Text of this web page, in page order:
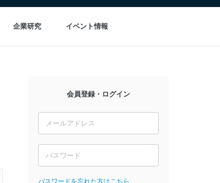
企業研究 イベント情報
会員登録・ログイン
パスワードを忘れた方はこちら